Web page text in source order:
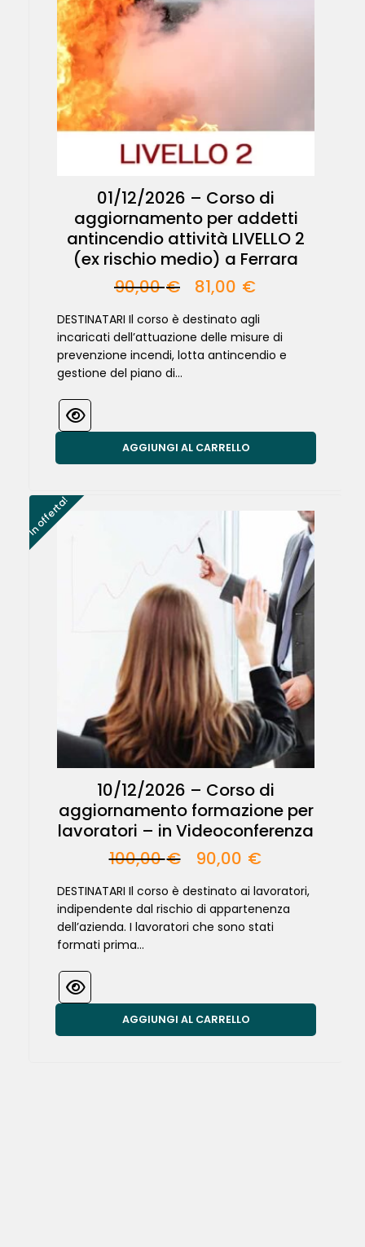
01/12/2026 – Corso di
aggiornamento per addetti
antincendio attività LIVELLO 2
(ex rischio medio) a Ferrara
90,00€ 81,00 €
DESTINATARI Il corso è destinato agli
incaricati dell’attuazione delle misure di
prevenzione incendi, lotta antincendio e
gestione del piano di...
AGGIUNGI AL CARRELLO
In offerta!
10/12/2026 – Corso di
aggiornamento formazione per
lavoratori – in Videoconferenza
100,00€ 90,00 €
DESTINATARI Il corso è destinato ai lavoratori,
indipendente dal rischio di appartenenza
dell’azienda. I lavoratori che sono stati
formati prima...
AGGIUNGI AL CARRELLO